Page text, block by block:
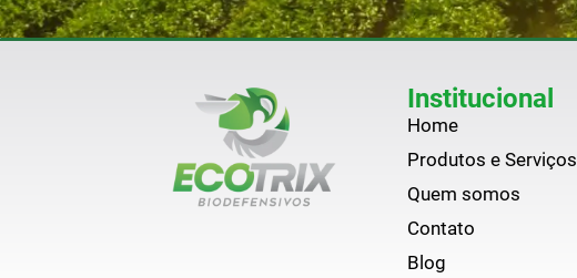
Institucional
Home
Produtos e Serviços
Quem somos
Contato
Blog